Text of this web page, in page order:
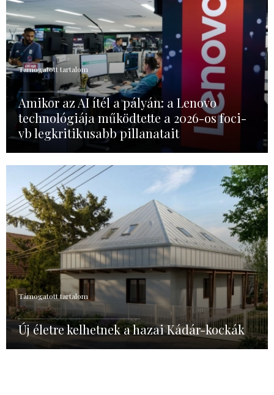
Támogatott tartalom
Amikor az AI ítél a pályán: a Lenovo
technológiája működtette a 2026-os foci-
vb legkritikusabb pillanatait
Támogatott tartalom
Új életre kelhetnek a hazai Kádár-kockák